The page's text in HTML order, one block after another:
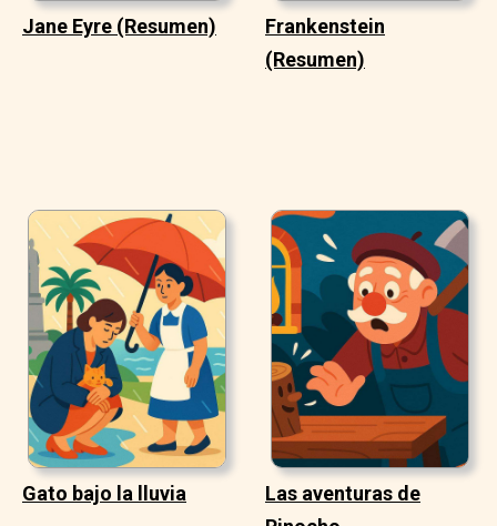
Jane Eyre (Resumen)
Frankenstein
(Resumen)
Gato bajo la lluvia
Las aventuras de